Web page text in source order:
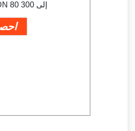
محطة المعالجة DN: DN 80 إلى 300